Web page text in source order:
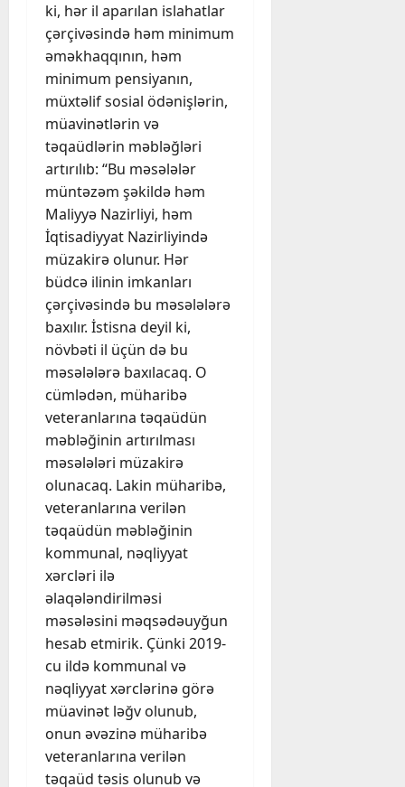
ki, hər il aparılan islahatlar
çərçivəsində həm minimum
əməkhaqqının, həm
minimum pensiyanın,
müxtəlif sosial ödənişlərin,
müavinətlərin və
təqaüdlərin məbləğləri
artırılıb: “Bu məsələlər
müntəzəm şəkildə həm
Maliyyə Nazirliyi, həm
İqtisadiyyat Nazirliyində
müzakirə olunur. Hər
büdcə ilinin imkanları
çərçivəsində bu məsələlərə
baxılır. İstisna deyil ki,
növbəti il üçün də bu
məsələlərə baxılacaq. O
cümlədən, müharibə
veteranlarına təqaüdün
məbləğinin artırılması
məsələləri müzakirə
olunacaq. Lakin müharibə,
veteranlarına verilən
təqaüdün məbləğinin
kommunal, nəqliyyat
xərcləri ilə
əlaqələndirilməsi
məsələsini məqsədəuyğun
hesab etmirik. Çünki 2019-
cu ildə kommunal və
nəqliyyat xərclərinə görə
müavinət ləğv olunub,
onun əvəzinə müharibə
veteranlarına verilən
təqaüd təsis olunub və